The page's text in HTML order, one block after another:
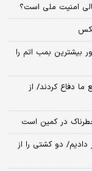
امنیت ملی است؟
در سال ۲۰۲۶/ کدام کشور بیشترین بمب اتم را
ملی 12 نفر از موضع ما دفاع کردند/ از
در کمین است
تغییر دادیم/ دو کشتی را از